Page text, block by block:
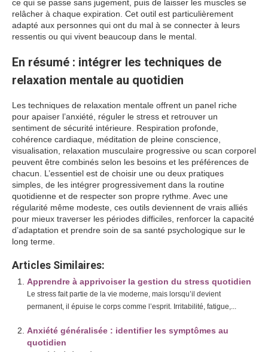
ce qui se passe sans jugement, puis de laisser les muscles se
relâcher à chaque expiration. Cet outil est particulièrement
adapté aux personnes qui ont du mal à se connecter à leurs
ressentis ou qui vivent beaucoup dans le mental.
En résumé : intégrer les techniques de
relaxation mentale au quotidien
Les techniques de relaxation mentale offrent un panel riche
pour apaiser l’anxiété, réguler le stress et retrouver un
sentiment de sécurité intérieure. Respiration profonde,
cohérence cardiaque, méditation de pleine conscience,
visualisation, relaxation musculaire progressive ou scan corporel
peuvent être combinés selon les besoins et les préférences de
chacun. L’essentiel est de choisir une ou deux pratiques
simples, de les intégrer progressivement dans la routine
quotidienne et de respecter son propre rythme. Avec une
régularité même modeste, ces outils deviennent de vrais alliés
pour mieux traverser les périodes difficiles, renforcer la capacité
d’adaptation et prendre soin de sa santé psychologique sur le
long terme.
Articles Similaires:
Apprendre à apprivoiser la gestion du stress quotidien
Le stress fait partie de la vie moderne, mais lorsqu’il devient
permanent, il épuise le corps comme l’esprit. Irritabilité, fatigue,...
Anxiété généralisée : identifier les symptômes au
quotidien